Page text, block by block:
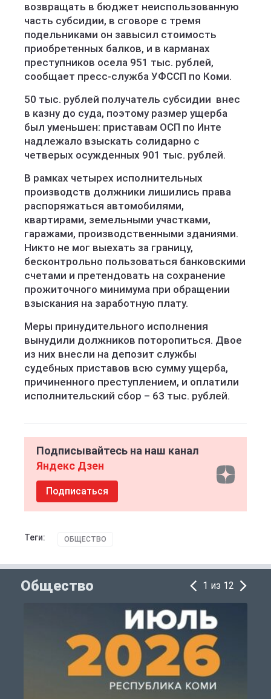
возвращать в бюджет неиспользованную
часть субсидии, в сговоре с тремя
подельниками он завысил стоимость
приобретенных балков, и в карманах
преступников осела 951 тыс. рублей,
сообщает пресс-служба УФССП по Коми.
50 тыс. рублей получатель субсидии внес
в казну до суда, поэтому размер ущерба
был уменьшен: приставам ОСП по Инте
надлежало взыскать солидарно с
четверых осужденных 901 тыс. рублей.
В рамках четырех исполнительных
производств должники лишились права
распоряжаться автомобилями,
квартирами, земельными участками,
гаражами, производственными зданиями.
Никто не мог выехать за границу,
бесконтрольно пользоваться банковскими
счетами и претендовать на сохранение
прожиточного минимума при обращении
взыскания на заработную плату.
Меры принудительного исполнения
вынудили должников поторопиться. Двое
из них внесли на депозит службы
судебных приставов всю сумму ущерба,
причиненного преступлением, и оплатили
исполнительский сбор – 63 тыс. рублей.
Подписывайтесь на наш канал
Яндекс Дзен
Подписаться
Теги: ОБЩЕСТВО
Общество 1 из 12